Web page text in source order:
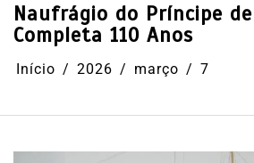
Naufrágio do Príncipe
Completa 110 Anos
Início 2026 março 7